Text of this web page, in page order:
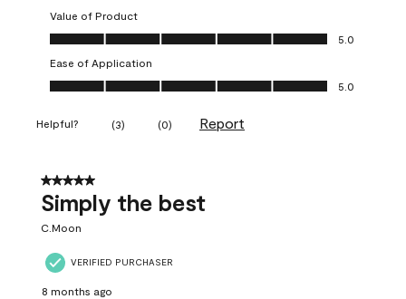
Value of Product
Value of Product, 5.0 out of 5
5.0
Ease of Application
Ease of Application, 5.0 out of 5
5.0
Helpful? (3) (0) Report
5 out of 5 stars.
Simply the best
C.Moon
VERIFIED PURCHASER
8 months ago